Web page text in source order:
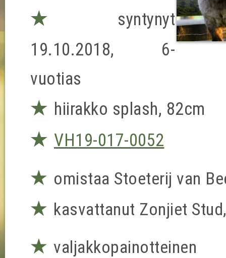
★
syntynyt
19.10.2018, 6-
vuotias
★ hiirakko splash, 82cm
★ VH19-017-0052
★ omistaa Stoeterij van
★ kasvattanut Zonjiet
★ valjakkopainotteinen